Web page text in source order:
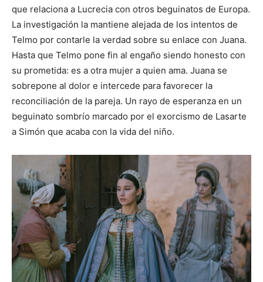
que relaciona a Lucrecia con otros beguinatos de Europa.
La investigación la mantiene alejada de los intentos de
Telmo por contarle la verdad sobre su enlace con Juana.
Hasta que Telmo pone fin al engaño siendo honesto con
su prometida: es a otra mujer a quien ama. Juana se
sobrepone al dolor e intercede para favorecer la
reconciliación de la pareja. Un rayo de esperanza en un
beguinato sombrío marcado por el exorcismo de Lasarte
a Simón que acaba con la vida del niño.